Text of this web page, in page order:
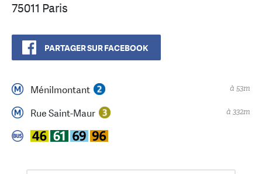
75011 Paris
PARTAGER SUR FACEBOOK
Ménilmontant à 53m
Rue Saint-Maur à 332m